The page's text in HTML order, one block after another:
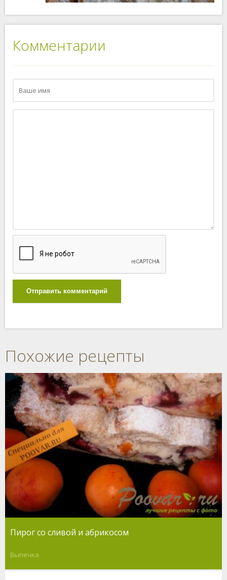
Комментарии
Отправить комментарий
Похожие рецепты
Пирог со сливой и абрикосом
Выпечка